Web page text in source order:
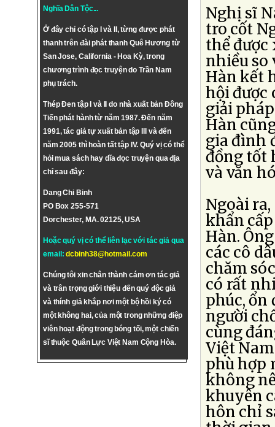
Nghĩa Dân Tộc...
Ở đây chỉ có tập I và II, từng được phát
thanh trên đài phát thanh Quê Hương từ
San Jose, California - Hoa Kỳ, trong
chương trình đọc truyện do Trần Nam
phụ trách.
Thép Đen tập I và II do nhà xuất bản Đông
Tiến phát hành từ năm 1987. Đến năm
1991, tác giả tự xuất bản tập III và đến
năm 2005 thì hoàn tất tập IV. Quý vị có thể
hỏi mua sách hay dĩa đọc truyện qua địa
chỉ sau đây:
Dang Chi Binh
PO Box 255-571
Dorchester, MA. 02125, USA
Hoặc quý vị có thể liên lạc với tác giả qua
email:dcbinh38@hotmail.com
Chúng tôi xin chân thành cám ơn tác giả
và trân trọng giới thiệu đến quý độc giả
và thính giả khắp nơi một bộ hồi ký có
một không hai, của một trong những điệp
viên hoạt động trong bóng tối, một chiến
sĩ thuộc Quân Lực Việt Nam Cộng Hòa.
Nghị sĩ
tro cốt
thể được
nhiều so
Hàn kết
hội được
giải
Hàn
gia đình
đồng tốt
và văn
Ngoài
khẩn
Hàn.
các cô
chăm
có rất
phúc, ổn
người
cùng
Việt
phù hợp
không
khuyên
hôn chỉ